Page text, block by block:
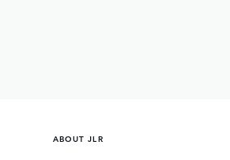
ABOUT JLR